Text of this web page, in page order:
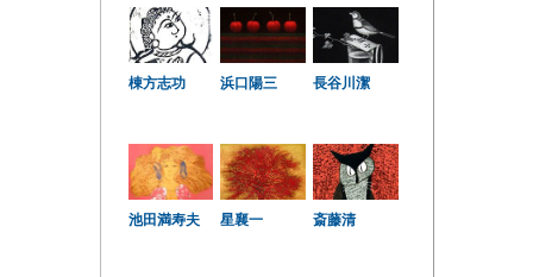
棟方志功 浜口陽三 長谷川潔
池田満寿夫 星襄一 斎藤清